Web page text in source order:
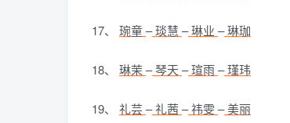
17、 琬童–琰慧 –琳业 –琳珈
18、 琳茉 –琴天 –瑄雨–瑾玮
19、 礼芸–礼茜 –祎雯–美丽